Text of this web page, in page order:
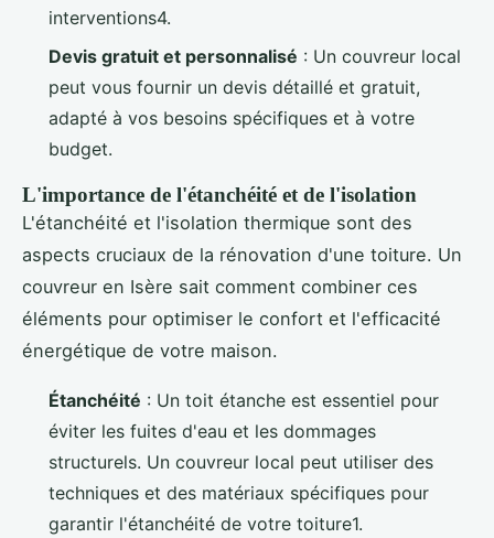
interventions4.
Devis gratuit et personnalisé : Un couvreur local
peut vous fournir un devis détaillé et gratuit,
adapté à vos besoins spécifiques et à votre
budget.
L'importance de l'étanchéité et de l'isolation
L'étanchéité et l'isolation thermique sont des
aspects cruciaux de la rénovation d'une toiture. Un
couvreur en Isère sait comment combiner ces
éléments pour optimiser le confort et l'efficacité
énergétique de votre maison.
Étanchéité : Un toit étanche est essentiel pour
éviter les fuites d'eau et les dommages
structurels. Un couvreur local peut utiliser des
techniques et des matériaux spécifiques pour
garantir l'étanchéité de votre toiture1.